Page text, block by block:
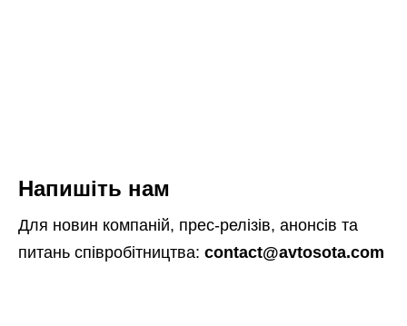
Напишіть нам
Для новин компаній, прес-релізів, анонсів та
питань співробітництва: contact@avtosota.com